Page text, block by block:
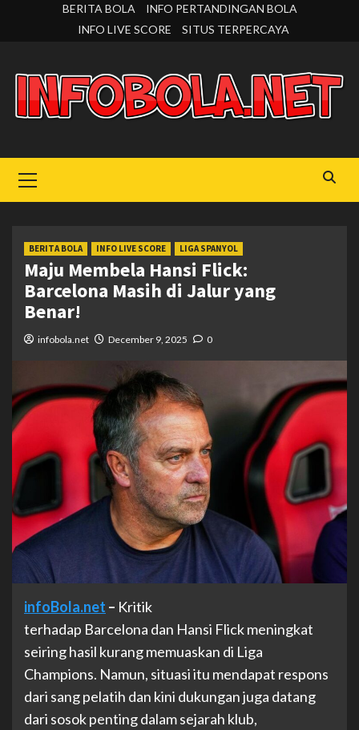
BERITA BOLA
INFO PERTANDINGAN BOLA
INFO LIVE SCORE
SITUS TERPERCAYA
Menu
BERITA BOLA INFO LIVE SCORE LIGA SPANYOL
Maju Membela Hansi Flick:
Barcelona Masih di Jalur yang
Benar!
infobola.net December 9, 2025 0
infoBola.net – Kritik
terhadap Barcelona dan Hansi Flick meningkat
seiring hasil kurang memuaskan di Liga
Champions. Namun, situasi itu mendapat respons
dari sang pelatih dan kini dukungan juga datang
dari sosok penting dalam sejarah klub,